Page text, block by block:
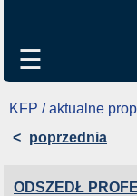
☰
KFP / aktualne
< poprzednia
ODSZEDŁ